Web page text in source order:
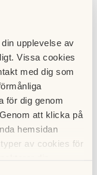
upplevelse av
Vissa cookies
med dig som
för dig genom
att klicka på
hemsidan
av cookies för
ökad kostnad för
sker i samråd med
som vanligt separat.